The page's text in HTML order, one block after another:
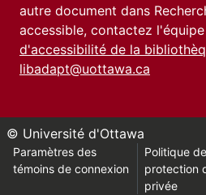
autre document dans
accessible, contactez
d'accessibilité de la
libadapt@uottawa.ca
© Université d'Ottawa
Paramètres des
témoins de connexion
Politique de
protection
privée